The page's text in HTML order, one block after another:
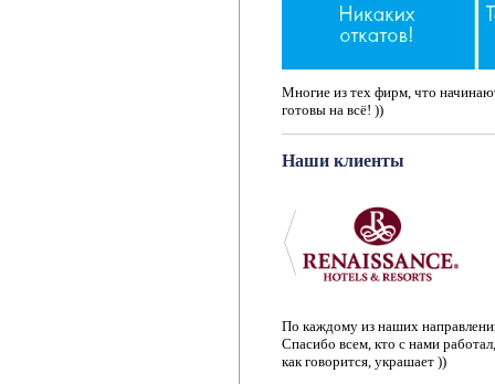
Многие из тех фирм, что
готовы на всё! ))
Наши клиенты
По каждому из наших
Спасибо всем, кто с нами
как говорится, украшает ))